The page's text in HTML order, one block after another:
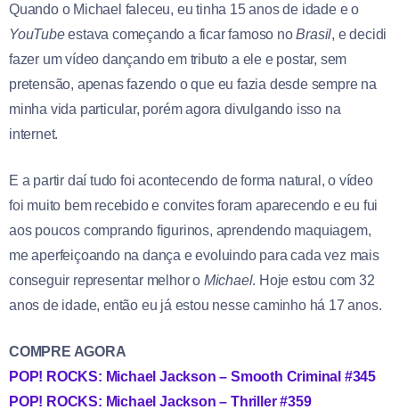
Quando o Michael faleceu, eu tinha 15 anos de idade e o
YouTubeestava começando a ficar famoso noBrasil, e decidi
fazer um vídeo dançando em tributo a ele e postar, sem
pretensão, apenas fazendo o que eu fazia desde sempre na
minha vida particular, porém agora divulgando isso na
internet.
E a partir daí tudo foi acontecendo de forma natural, o vídeo
foi muito bem recebido e convites foram aparecendo e eu fui
aos poucos comprando figurinos, aprendendo maquiagem,
me aperfeiçoando na dança e evoluindo para cada vez mais
conseguir representar melhor o Michael. Hoje estou com 32
anos de idade, então eu já estou nesse caminho há 17 anos.
COMPRE AGORA
POP! ROCKS: Michael Jackson – Smooth Criminal #345
POP! ROCKS: Michael Jackson – Thriller #359